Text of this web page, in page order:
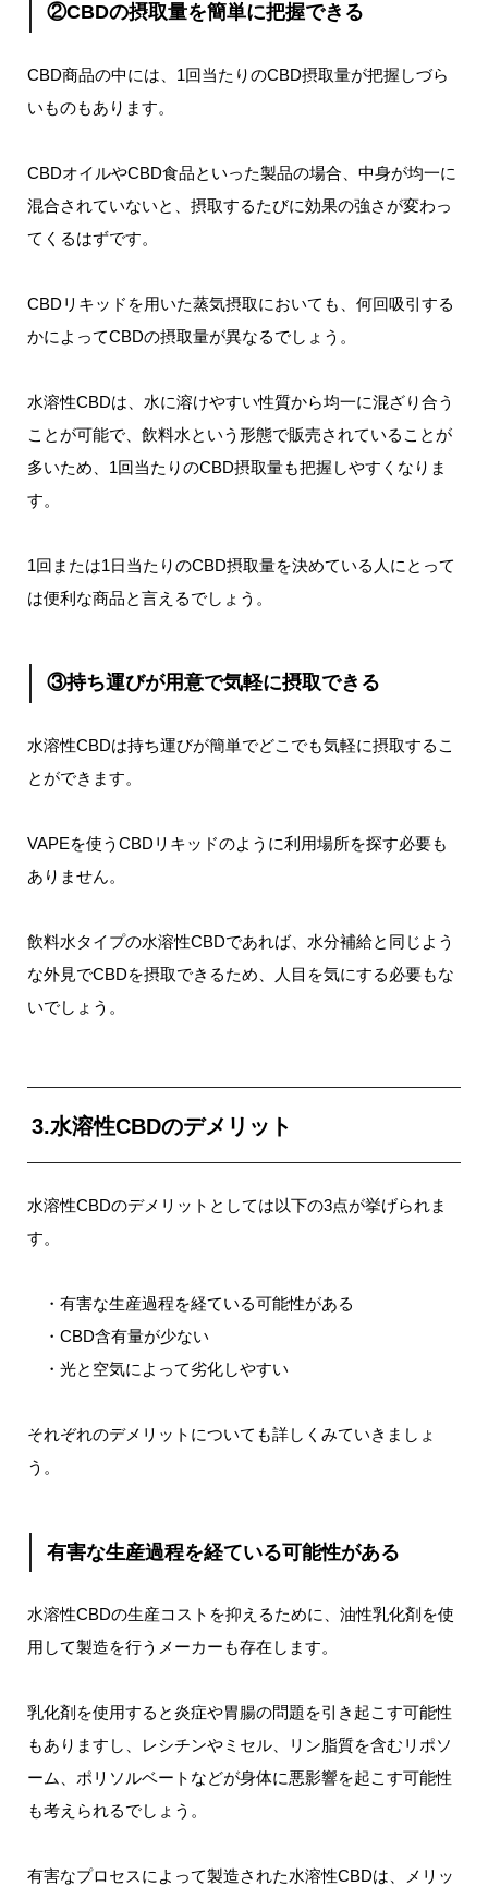
②CBDの摂取量を簡単に把握できる
CBD商品の中には、1回当たりのCBD摂取量が把握しづら
いものもあります。
CBDオイルやCBD食品といった製品の場合、中身が均一に
混合されていないと、摂取するたびに効果の強さが変わっ
てくるはずです。
CBDリキッドを用いた蒸気摂取においても、何回吸引する
かによってCBDの摂取量が異なるでしょう。
水溶性CBDは、水に溶けやすい性質から均一に混ざり合う
ことが可能で、飲料水という形態で販売されていることが
多いため、1回当たりのCBD摂取量も把握しやすくなりま
す。
1回または1日当たりのCBD摂取量を決めている人にとって
は便利な商品と言えるでしょう。
③持ち運びが用意で気軽に摂取できる
水溶性CBDは持ち運びが簡単でどこでも気軽に摂取するこ
とができます。
VAPEを使うCBDリキッドのように利用場所を探す必要も
ありません。
飲料水タイプの水溶性CBDであれば、水分補給と同じよう
な外見でCBDを摂取できるため、人目を気にする必要もな
いでしょう。
3.水溶性CBDのデメリット
水溶性CBDのデメリットとしては以下の3点が挙げられま
す。
・有害な生産過程を経ている可能性がある
・CBD含有量が少ない
・光と空気によって劣化しやすい
それぞれのデメリットについても詳しくみていきましょ
う。
有害な生産過程を経ている可能性がある
水溶性CBDの生産コストを抑えるために、油性乳化剤を使
用して製造を行うメーカーも存在します。
乳化剤を使用すると炎症や胃腸の問題を引き起こす可能性
もありますし、レシチンやミセル、リン脂質を含むリポソ
ーム、ポリソルベートなどが身体に悪影響を起こす可能性
も考えられるでしょう。
有害なプロセスによって製造された水溶性CBDは、メリッ